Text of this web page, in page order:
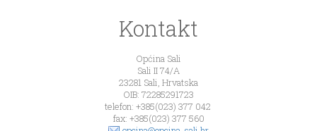
Kontakt
Općina Sali
Sali II 74/A
23281 Sali, Hrvatska
OIB: 72285291723
telefon: +385(023) 377 042
fax: +385(023) 377 560